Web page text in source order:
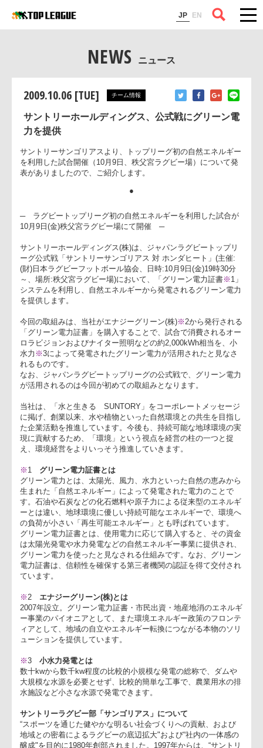
JP EN
コラム
NEWS ニュース
2009.10.06 [TUE] チーム情報
サントリーホールディングス、公式戦にグリーン電
力を提供
サントリーサンゴリアスより、トップリーグ初の自然エネルギ
を利用した試合開催（10月9日、秩父宮ラグビー場）について
表がありましたので、ご紹介します。
●
10月9日(金)秩父宮ラグビー場にて開催 ─
サントリーホールディングス(株)は、ジャパンラグビートップ
ーグ公式戦「サントリーサンゴリアス 対 ホンダヒート」(主催:
(財)日本ラグビーフットボール協会、日時:10月9日(金)19時30分
システムを利用し、自然エネルギーから発電されるグリーン電
を提供します。
今回の取組みは、当社がエナジーグリーン(株)※2から発行され
「グリーン電力証書」を購入することで、試合で消費されるオ
ロラビジョンおよびナイター照明などの約2,000kWh相当を、小
れるものです。
なお、ジャパンラグビートップリーグの公式戦で、グリーン電
が活用されるのは今回が初めての取組みとなります。
当社は、「水と生きる SUNTORY」をコーポレートメッセー
に掲げ、創業以来、水や植物といった自然環境との共生を目指
た企業活動を推進しています。今後も、持続可能な地球環境の
現に貢献するため、「環境」という視点を経営の柱の一つと捉
え、環境経営をよりいっそう推進していきます。
※1グリーン電力証書とは
グリーン電力とは、太陽光、風力、水力といった自然の恵みか
生まれた「自然エネルギー」によって発電された電力のことで
す。石油や石炭などの化石燃料や原子力による従来型のエネル
ーとは違い、地球環境に優しい持続可能なエネルギーで、環境
の負荷が小さい「再生可能エネルギー」とも呼ばれています。
グリーン電力証書とは、使用電力に応じて購入すると、その資
は太陽光発電や水力発電などの自然エネルギー事業に提供され
グリーン電力を使ったと見なされる仕組みです。なお、グリー
電力証書は、信頼性を確保する第三者機関の認証を得て交付さ
ています。
※2エナジーグリーン(株)とは
2007年設立。グリーン電力証書・市民出資・地産地消のエネル
ー事業のパイオニアとして、また環境エネルギー政策のフロン
ィアとして、地域の自立やエネルギー転換につながる本物のソ
ューションを提供しています。
※3小水力発電とは